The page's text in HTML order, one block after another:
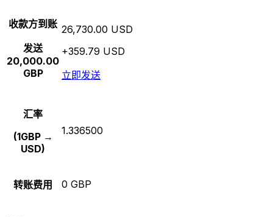
收款方到账
发送
20,000.00
GBP
26,730.00 USD
+359.79 USD
立即发送
汇率
(1GBP →
USD)
1.336500
转账费用 0 GBP